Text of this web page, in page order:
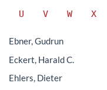
U V W X
Ebner, Gudrun
Eckert, Harald C.
Ehlers, Dieter